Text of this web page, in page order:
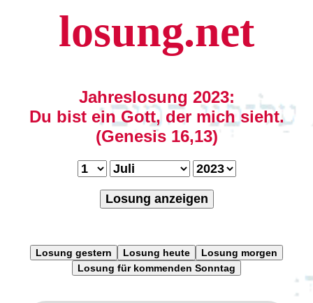
losung.net
Jahreslosung 2023:
Du bist ein Gott, der mich sieht.
(Genesis 16,13)
Losung anzeigen
Losung gestern Losung heute
Losung morgen
Losung für kommenden Sonntag